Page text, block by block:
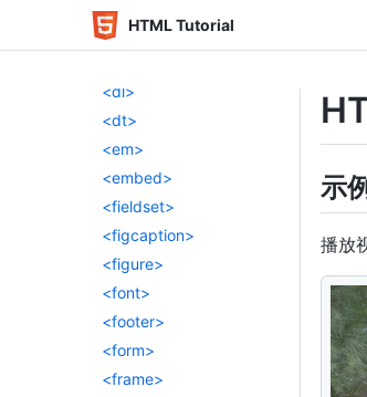
HTML Tutorial
<dir>
<dl>
<dt>
<em>
<embed>
<fieldset>
<figcaption>
<figure>
<font>
<footer>
<form>
<frame>
示
播放
<
<
</